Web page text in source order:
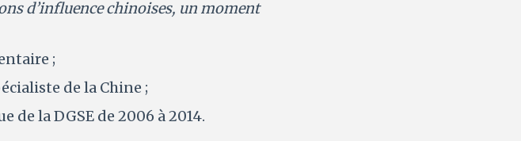
d’influence chinoises, un moment
;
de la Chine ;
de la DGSE de 2006 à 2014.